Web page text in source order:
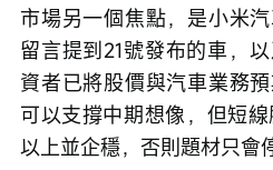
市場另一個焦點，是小米
留言提到21號發布的車，
資者已將股價與汽車業務
可以支撐中期想像，但短
以上並企穩，否則題材只會